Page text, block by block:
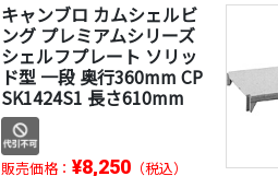
キャンブロ カムシェルビ
ング プレミアムシリーズ
シェルフプレート ソリッ
ド型 一段 奥行360mm CP
SK1424S1 長さ610mm
販売価格：¥8,250 （税込）